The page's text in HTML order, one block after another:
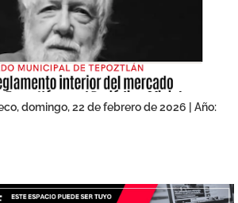
domingo, 22 de febrero de 2026 | Año: